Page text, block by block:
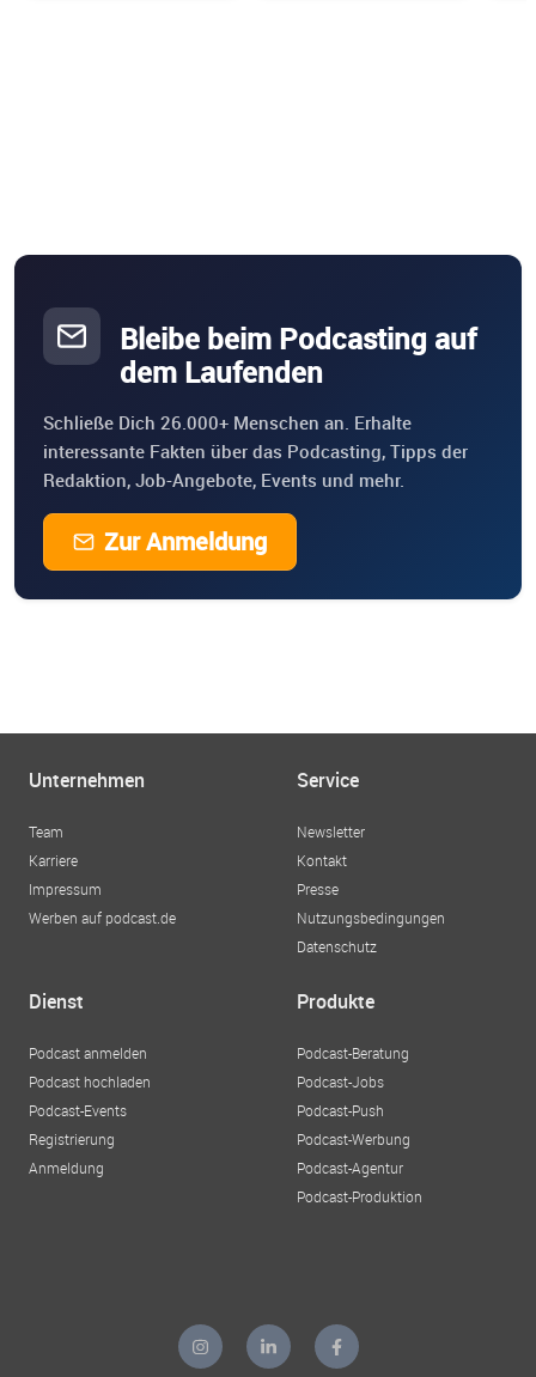
Bleibe beim Podcasting auf
dem Laufenden
Schließe Dich 26.000+ Menschen an. Erhalte
interessante Fakten über das Podcasting, Tipps der
Redaktion, Job-Angebote, Events und mehr.
Zur Anmeldung
Unternehmen
Team
Karriere
Impressum
Werben auf podcast.de
Service
Newsletter
Kontakt
Presse
Nutzungsbedingungen
Datenschutz
Dienst
Podcast anmelden
Podcast hochladen
Podcast-Events
Registrierung
Anmeldung
Produkte
Podcast-Beratung
Podcast-Jobs
Podcast-Push
Podcast-Werbung
Podcast-Agentur
Podcast-Produktion